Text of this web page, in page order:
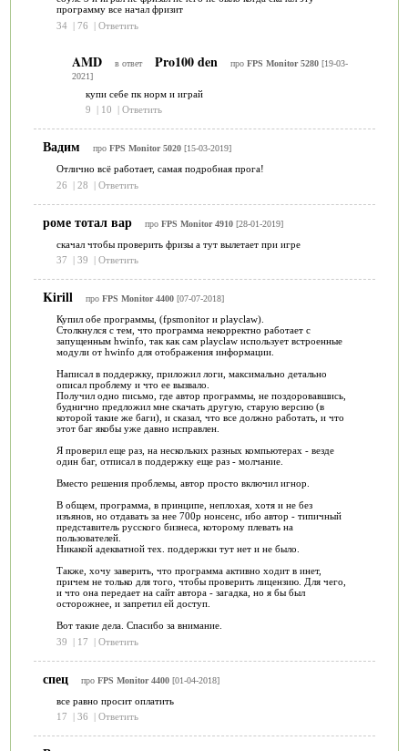
программу все начал фризит
34 | 76 | Ответить
AMD в ответ Pro100 den про FPS Monitor 5280[19-03-
2021]
купи себе пк норм и играй
9
| 10 | Ответить
Вадим про FPS Monitor 5020[15-03-2019]
Отлично всё работает, самая подробная прога!
26
| 28 | Ответить
роме тотал вар про FPS Monitor 4910[28-01-2019]
скачал чтобы проверить фризы а тут вылетает при игре
37
| 39 | Ответить
Kirill про FPS Monitor 4400[07-07-2018]
Купил обе программы, (fpsmonitor и playclaw).
Столкнулся с тем, что программа некорректно работает с
запущенным hwinfo, так как сам playclaw использует встроенные
модули от hwinfo для отображения информации.
Написал в поддержку, приложил логи, максимально детально
описал проблему и что ее вызвало.
Получил одно письмо, где автор программы, не поздоровавшись,
буднично предложил мне скачать другую, старую версию (в
которой такие же баги), и сказал, что все должно работать, и что
этот баг якобы уже давно исправлен.
Я проверил еще раз, на нескольких разных компьютерах - везде
один баг, отписал в поддержку еще раз - молчание.
Вместо решения проблемы, автор просто включил игнор.
В общем, программа, в принципе, неплохая, хотя и не без
изъянов, но отдавать за нее 700р нонсенс, ибо автор - типичный
представитель русского бизнеса, которому плевать на
пользователей.
Никакой адекватной тех. поддержки тут нет и не было.
Также, хочу заверить, что программа активно ходит в инет,
причем не только для того, чтобы проверить лицензию. Для чего,
и что она передает на сайт автора - загадка, но я бы был
осторожнее, и запретил ей доступ.
Вот такие дела. Спасибо за внимание.
39
| 17 | Ответить
спец про FPS Monitor 4400[01-04-2018]
все равно просит оплатить
17
| 36 | Ответить